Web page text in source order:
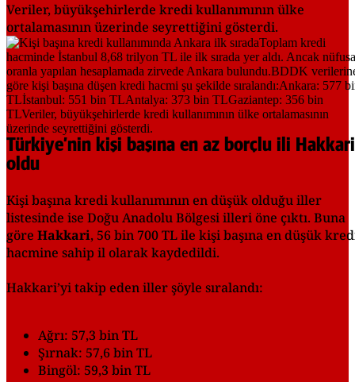
Veriler, büyükşehirlerde kredi kullanımının ülke
ortalamasının üzerinde seyrettiğini gösterdi.
Türkiye’nin kişi başına en az borçlu ili Hakkari
oldu
Kişi başına kredi kullanımının en düşük olduğu iller
listesinde ise Doğu Anadolu Bölgesi illeri öne çıktı. Buna
göre Hakkari, 56 bin 700 TL ile kişi başına en düşük
hacmine sahip il olarak kaydedildi.
Hakkari’yi takip eden iller şöyle sıralandı:
Ağrı: 57,3 bin TL
Şırnak: 57,6 bin TL
Bingöl: 59,3 bin TL